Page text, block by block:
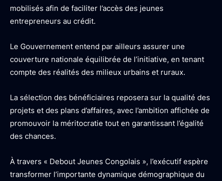
mobilisés afin de faciliter l’accès des jeunes
entrepreneurs au crédit.
Le Gouvernement entend par ailleurs assurer une
couverture nationale équilibrée de l’initiative, en tenant
compte des réalités des milieux urbains et ruraux.
La sélection des bénéficiaires reposera sur la qualité des
projets et des plans d’affaires, avec l’ambition affichée de
promouvoir la méritocratie tout en garantissant l’égalité
des chances.
À travers « Debout Jeunes Congolais », l’exécutif espère
transformer l’importante dynamique démographique du